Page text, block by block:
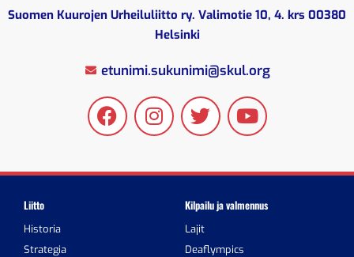
Suomen Kuurojen Urheiluliitto ry. Valimotie 10, 4. krs 00380
Helsinki
etunimi.sukunimi@skul.org
Liitto
Historia
Strategia
Kilpailu ja valmennus
Lajit
Deaflympics